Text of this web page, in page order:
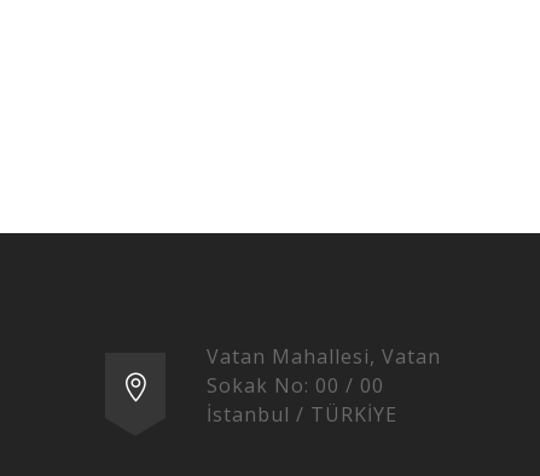
Vatan Mahallesi, Vatan
Sokak No: 00 / 00
İstanbul / TÜRKİYE